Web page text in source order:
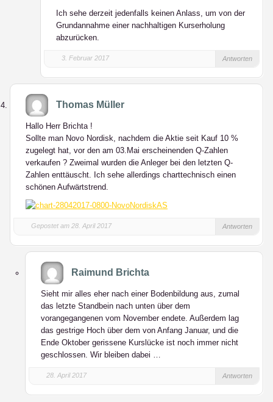
Ich sehe derzeit jedenfalls keinen Anlass, um von der
Grundannahme einer nachhaltigen Kurserholung
abzurücken.
3. Februar 2017 Antworten
Thomas Müller
Hallo Herr Brichta !
Sollte man Novo Nordisk, nachdem die Aktie seit Kauf 10 %
zugelegt hat, vor den am 03.Mai erscheinenden Q-Zahlen
verkaufen ? Zweimal wurden die Anleger bei den letzten Q-
Zahlen enttäuscht. Ich sehe allerdings charttechnisch einen
schönen Aufwärtstrend.
Gepostet am 28. April 2017 Antworten
Raimund Brichta
Sieht mir alles eher nach einer Bodenbildung aus, zumal
das letzte Standbein nach unten über dem
vorangegangenen vom November endete. Außerdem lag
das gestrige Hoch über dem von Anfang Januar, und die
Ende Oktober gerissene Kurslücke ist noch immer nicht
geschlossen. Wir bleiben dabei …
28. April 2017 Antworten